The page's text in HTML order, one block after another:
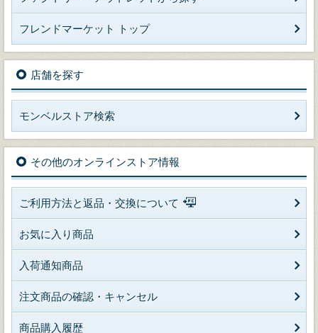
フレンドマーケット トップ
店舗を探す
モンベルストア検索
その他のオンラインストア情報
ご利用方法と返品・交換について
お気に入り商品
入荷通知商品
注文商品の確認・キャンセル
商品購入履歴